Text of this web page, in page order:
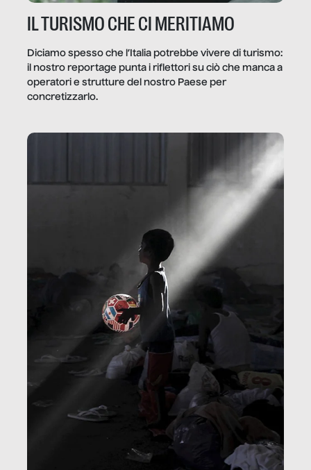
IL TURISMO CHE CI MERITIAMO
Diciamo spesso che l’Italia potrebbe vivere di turismo:
il nostro reportage punta i riflettori su ciò che manca a
operatori e strutture del nostro Paese per
concretizzarlo.